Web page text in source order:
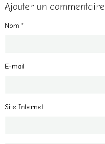
Ajouter un commentaire
Nom
E-mail
Site Internet